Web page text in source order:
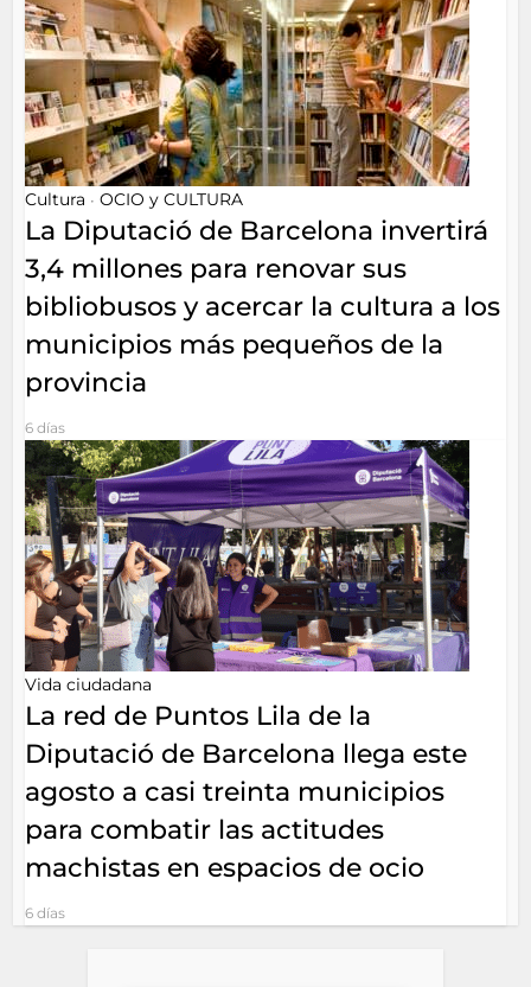
Cultura • OCIO y CULTURA
La Diputació de Barcelona invertirá
3,4 millones para renovar sus
bibliobusos y acercar la cultura a los
municipios más pequeños de la
provincia
6 días
Vida ciudadana
La red de Puntos Lila de la
Diputació de Barcelona llega este
agosto a casi treinta municipios
para combatir las actitudes
machistas en espacios de ocio
6 días